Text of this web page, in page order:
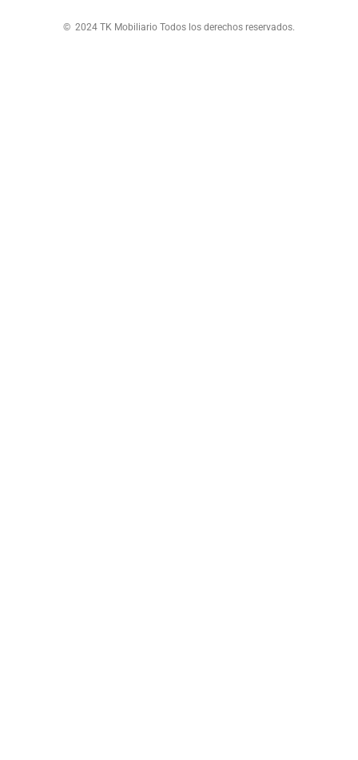
© 2024 TK Mobiliario Todos los derechos reservados.